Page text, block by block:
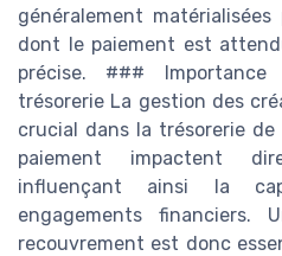
généralement
dont le paiement est
précise. ###
trésorerie La gestion des
crucial dans la trésorerie
paiement impactent
influençant ainsi la
engagements financiers.
recouvrement est donc